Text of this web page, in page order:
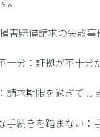
害賠償請求の失敗事
十分 ：証拠が不十分
：請求期限を過ぎてし
手続きを踏まない